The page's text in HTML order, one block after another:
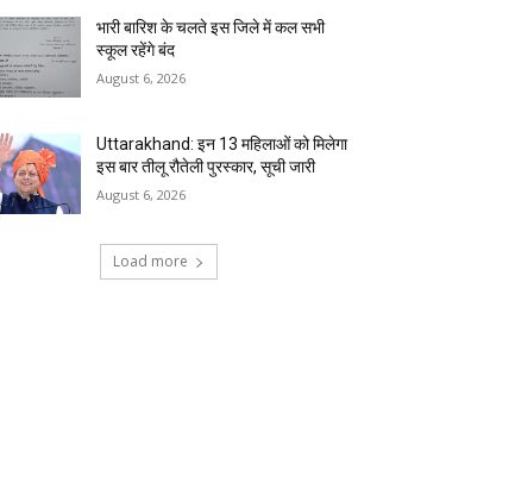
भारी बारिश के चलते इस जिले में कल सभी
स्कूल रहेंगे बंद
August 6, 2026
Uttarakhand: इन 13 महिलाओं को मिलेगा
इस बार तीलू रौतेली पुरस्कार, सूची जारी
August 6, 2026
Load more